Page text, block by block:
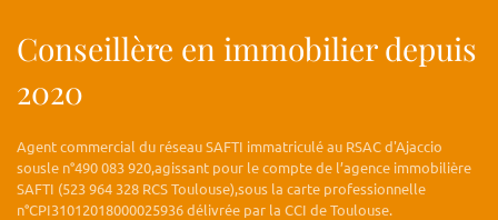
Conseillère en immobilier depuis
2020
Agent commercial du réseau SAFTI immatriculé au RSAC d'Ajaccio
sousle n°490 083 920,agissant pour le compte de l’agence immobilière
SAFTI (523 964 328 RCS Toulouse),sous la carte professionnelle
n°CPI31012018000025936 délivrée par la CCI de Toulouse.